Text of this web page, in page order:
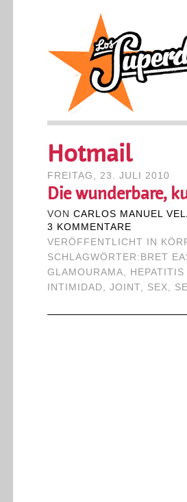
Hotmail
FREITAG, 23. JULI 2010
Die wunderbare,
VON CARLOS MANUEL
3 KOMMENTARE
VERÖFFENTLICHT IN
SCHLAGWÖRTER: BRET
GLAMOURAMA, HEPATITIS
INTIMIDAD, JOINT, SEX,